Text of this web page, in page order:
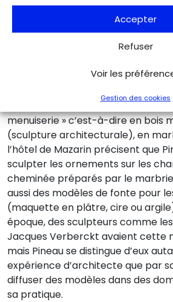
Accepter
Refuser
Voir les
Gestion des cookies
Une grande
polyvalence
Les activités de Pineau comme
plâtre (corniche), en bois
menuiserie » c’est-à-dire en bois
(sculpture architecturale), en
l’hôtel de Mazarin précisent que
sculpter les ornements sur les
cheminée préparés par le
aussi des modèles de fonte pour
(maquette en plâtre, cire ou
époque, des sculpteurs comme
Jacques Verberckt avaient cette
mais Pineau se distingue d’eux
expérience d’architecte que par
diffuser des modèles dans des
sa pratique.